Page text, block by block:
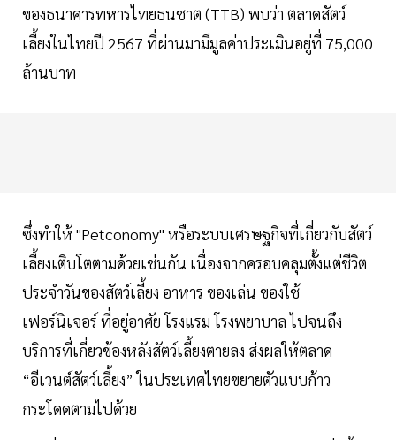
ของธนาคารทหารไทยธนชาต (TTB) พบว่า ตลาดสัตว์
เลี้ยงในไทยปี 2567 ที่ผ่านมามีมูลค่าประเมินอยู่ที่ 75,000
ล้านบาท
ซึ่งทำให้ "Petconomy" หรือระบบเศรษฐกิจที่เกี่ยวกับสัตว์
เลี้ยงเติบโตตามด้วยเช่นกัน เนื่องจากครอบคลุมตั้งแต่ชีวิต
ประจำวันของสัตว์เลี้ยง อาหาร ของเล่น ของใช้
เฟอร์นิเจอร์ ที่อยู่อาศัย โรงแรม โรงพยาบาล ไปจนถึง
บริการที่เกี่ยวข้องหลังสัตว์เลี้ยงตายลง ส่งผลให้ตลาด
“อีเวนต์สัตว์เลี้ยง” ในประเทศไทยขยายตัวแบบก้าว
กระโดดตามไปด้วย